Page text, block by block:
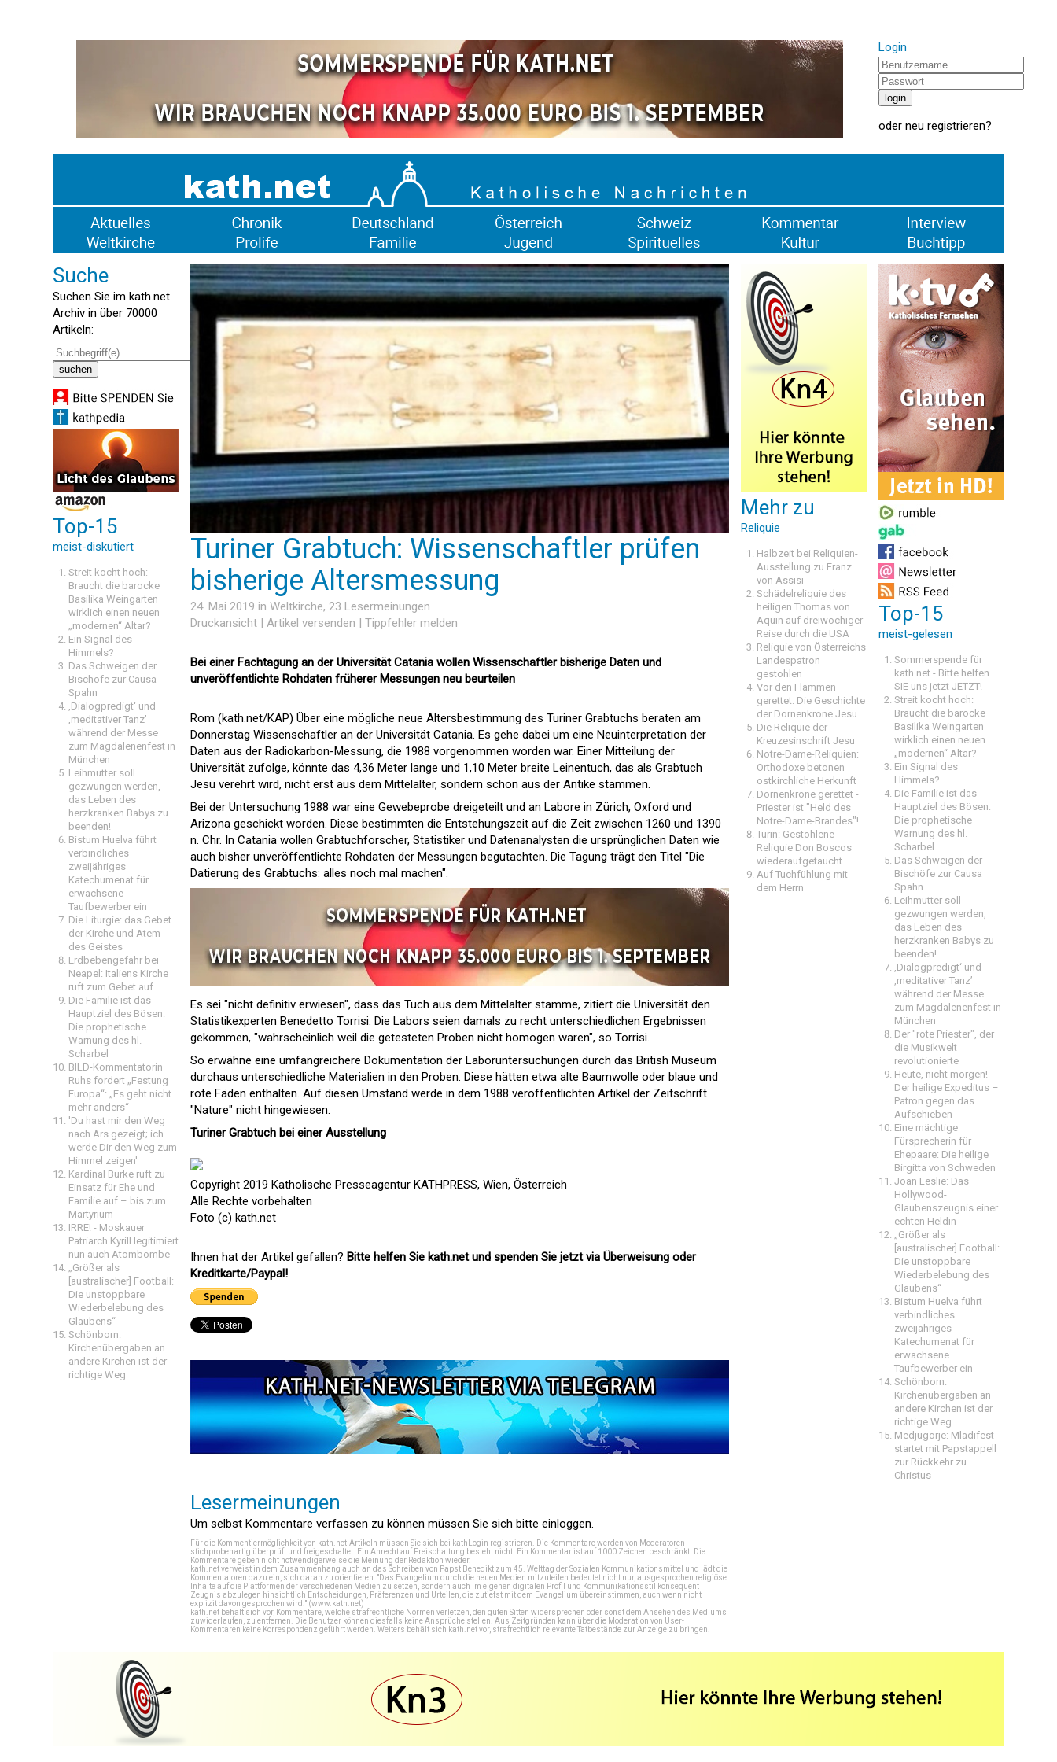
Login
oder neu registrieren?
Suche
Suchen Sie im kath.net
Archiv in über 70000
Artikeln:
Top-15
meist-diskutiert
Streit kocht hoch:
Braucht die barocke
Basilika Weingarten
wirklich einen neuen
„modernen“ Altar?
Ein Signal des
Himmels?
Das Schweigen der
Bischöfe zur Causa
Spahn
‚Dialogpredigt‘ und
‚meditativer Tanz’
während der Messe
zum Magdalenenfest in
München
Leihmutter soll
gezwungen werden,
das Leben des
herzkranken Babys zu
beenden!
Bistum Huelva führt
verbindliches
zweijähriges
Katechumenat für
erwachsene
Taufbewerber ein
Die Liturgie: das Gebet
der Kirche und Atem
des Geistes
Erdbebengefahr bei
Neapel: Italiens Kirche
ruft zum Gebet auf
Die Familie ist das
Hauptziel des Bösen:
Die prophetische
Warnung des hl.
Scharbel
BILD-Kommentatorin
Ruhs fordert „Festung
Europa“: „Es geht nicht
mehr anders“
'Du hast mir den Weg
nach Ars gezeigt; ich
werde Dir den Weg zum
Himmel zeigen'
Kardinal Burke ruft zu
Einsatz für Ehe und
Familie auf – bis zum
Martyrium
IRRE! - Moskauer
Patriarch Kyrill legitimiert
nun auch Atombombe
„Größer als
[australischer] Football:
Die unstoppbare
Wiederbelebung des
Glaubens“
Schönborn:
Kirchenübergaben an
andere Kirchen ist der
richtige Weg
Turiner Grabtuch: Wissenschaftler prüfen
bisherige Altersmessung
24. Mai 2019 in Weltkirche, 23 Lesermeinungen
Druckansicht | Artikel versenden | Tippfehler melden
Bei einer Fachtagung an der Universität Catania wollen Wissenschaftler bisherige Daten und
unveröffentlichte Rohdaten früherer Messungen neu beurteilen
Rom (kath.net/KAP) Über eine mögliche neue Altersbestimmung des Turiner Grabtuchs beraten am
Donnerstag Wissenschaftler an der Universität Catania. Es gehe dabei um eine Neuinterpretation der
Daten aus der Radiokarbon-Messung, die 1988 vorgenommen worden war. Einer Mitteilung der
Universität zufolge, könnte das 4,36 Meter lange und 1,10 Meter breite Leinentuch, das als Grabtuch
Jesu verehrt wird, nicht erst aus dem Mittelalter, sondern schon aus der Antike stammen.
Bei der Untersuchung 1988 war eine Gewebeprobe dreigeteilt und an Labore in Zürich, Oxford und
Arizona geschickt worden. Diese bestimmten die Entstehungszeit auf die Zeit zwischen 1260 und 1390
n. Chr. In Catania wollen Grabtuchforscher, Statistiker und Datenanalysten die ursprünglichen Daten wie
auch bisher unveröffentlichte Rohdaten der Messungen begutachten. Die Tagung trägt den Titel "Die
Datierung des Grabtuchs: alles noch mal machen".
Es sei "nicht definitiv erwiesen", dass das Tuch aus dem Mittelalter stamme, zitiert die Universität den
Statistikexperten Benedetto Torrisi. Die Labors seien damals zu recht unterschiedlichen Ergebnissen
gekommen, "wahrscheinlich weil die getesteten Proben nicht homogen waren", so Torrisi.
So erwähne eine umfangreichere Dokumentation der Laboruntersuchungen durch das British Museum
durchaus unterschiedliche Materialien in den Proben. Diese hätten etwa alte Baumwolle oder blaue und
rote Fäden enthalten. Auf diesen Umstand werde in dem 1988 veröffentlichten Artikel der Zeitschrift
"Nature" nicht hingewiesen.
Turiner Grabtuch bei einer Ausstellung
Copyright 2019 Katholische Presseagentur KATHPRESS, Wien, Österreich
Alle Rechte vorbehalten
Foto (c) kath.net
Ihnen hat der Artikel gefallen? Bitte helfen Sie kath.net und spenden Sie jetzt via Überweisung oder
Kreditkarte/Paypal!
Lesermeinungen
Um selbst Kommentare verfassen zu können müssen Sie sich bitte einloggen.
Für die Kommentiermöglichkeit von kath.net-Artikeln müssen Sie sich bei kathLogin registrieren . Die Kommentare werden von Moderatoren
stichprobenartig überprüft und freigeschaltet. Ein Anrecht auf Freischaltung besteht nicht. Ein Kommentar ist auf 1000 Zeichen beschränkt. Die
Kommentare geben nicht notwendigerweise die Meinung der Redaktion wieder.
kath.net verweist in dem Zusammenhang auch an das Schreiben von Papst Benedikt zum 45. Welttag der Sozialen Kommunikationsmittel und lädt die
Kommentatoren dazu ein, sich daran zu orientieren: "Das Evangelium durch die neuen Medien mitzuteilen bedeutet nicht nur, ausgesprochen religiöse
Inhalte auf die Plattformen der verschiedenen Medien zu setzen, sondern auch im eigenen digitalen Profil und Kommunikationsstil konsequent
Zeugnis abzulegen hinsichtlich Entscheidungen, Präferenzen und Urteilen, die zutiefst mit dem Evangelium übereinstimmen, auch wenn nicht
explizit davon gesprochen wird." (www.kath.net)
kath.net behält sich vor, Kommentare, welche strafrechtliche Normen verletzen, den guten Sitten widersprechen oder sonst dem Ansehen des Mediums
zuwiderlaufen, zu entfernen. Die Benutzer können diesfalls keine Ansprüche stellen. Aus Zeitgründen kann über die Moderation von User-
Kommentaren keine Korrespondenz geführt werden. Weiters behält sich kath.net vor, strafrechtlich relevante Tatbestände zur Anzeige zu bringen.
Mehr zu
Reliquie
Halbzeit bei Reliquien-
Ausstellung zu Franz
von Assisi
Schädelreliquie des
heiligen Thomas von
Aquin auf dreiwöchiger
Reise durch die USA
Reliquie von Österreichs
Landespatron
gestohlen
Vor den Flammen
gerettet: Die Geschichte
der Dornenkrone Jesu
Die Reliquie der
Kreuzesinschrift Jesu
Notre-Dame-Reliquien:
Orthodoxe betonen
ostkirchliche Herkunft
Dornenkrone gerettet -
Priester ist "Held des
Notre-Dame-Brandes"!
Turin: Gestohlene
Reliquie Don Boscos
wiederaufgetaucht
Auf Tuchfühlung mit
dem Herrn
Top-15
meist-gelesen
Sommerspende für
kath.net - Bitte helfen
SIE uns jetzt JETZT!
Streit kocht hoch:
Braucht die barocke
Basilika Weingarten
wirklich einen neuen
„modernen“ Altar?
Ein Signal des
Himmels?
Die Familie ist das
Hauptziel des Bösen:
Die prophetische
Warnung des hl.
Scharbel
Das Schweigen der
Bischöfe zur Causa
Spahn
Leihmutter soll
gezwungen werden,
das Leben des
herzkranken Babys zu
beenden!
‚Dialogpredigt‘ und
‚meditativer Tanz’
während der Messe
zum Magdalenenfest in
München
Der "rote Priester", der
die Musikwelt
revolutionierte
Heute, nicht morgen!
Der heilige Expeditus –
Patron gegen das
Aufschieben
Eine mächtige
Fürsprecherin für
Ehepaare: Die heilige
Birgitta von Schweden
Joan Leslie: Das
Hollywood-
Glaubenszeugnis einer
echten Heldin
„Größer als
[australischer] Football:
Die unstoppbare
Wiederbelebung des
Glaubens“
Bistum Huelva führt
verbindliches
zweijähriges
Katechumenat für
erwachsene
Taufbewerber ein
Schönborn:
Kirchenübergaben an
andere Kirchen ist der
richtige Weg
Medjugorje: Mladifest
startet mit Papstappell
zur Rückkehr zu
Christus